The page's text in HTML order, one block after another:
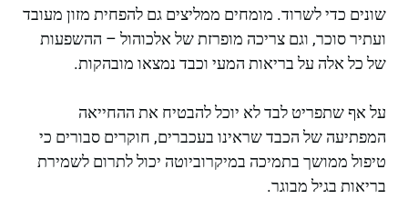
שונים כדי לשרוד. מומחים ממליצים גם להפחית מזון מעובד
ועתיר סוכר, וגם צריכה מופרזת של אלכוהול – ההשפעות
של כל אלה על בריאות המעי וכבד נמצאו מובהקות.
על אף שתפריט לבד לא יוכל להבטיח את ההחייאה
המפתיעה של הכבד שראינו בעכברים, חוקרים סבורים כי
טיפול ממושך בתמיכה במיקרוביוטה יכול לתרום לשמירת
בריאות בגיל מבוגר.